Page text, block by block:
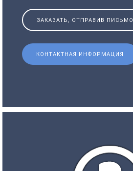
ЗАКАЗАТЬ, ОТПРАВИВ ПИСЬМО
КОНТАКТНАЯ ИНФОРМАЦИЯ